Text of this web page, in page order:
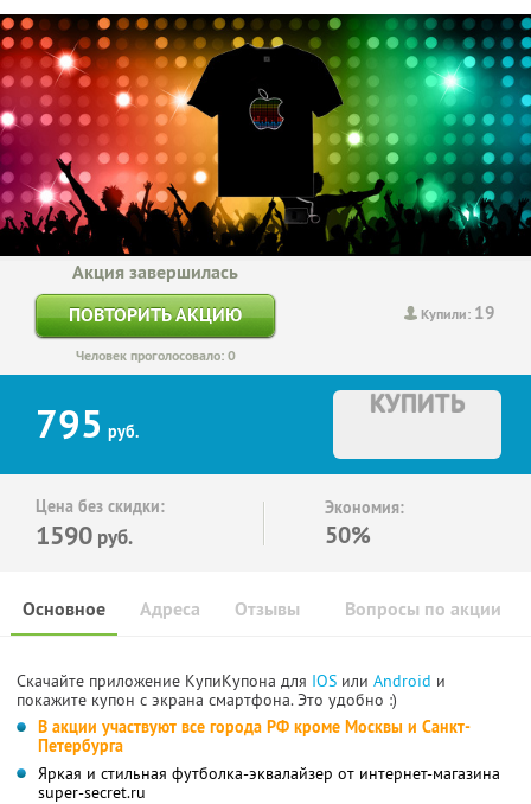
Купили: 19
Акция завершилась
ПОВТОРИТЬ АКЦИЮ
Человек проголосовало: 0
795 руб.
КУПИТЬ
Цена без скидки:
1590 руб.
Экономия:
50%
Основное Отзывы Вопросы по акции
Адреса
Скачайте приложение КупиКупона для IOS или Android и
покажите купон с экрана смартфона. Это удобно :)
В акции участвуют все города РФ кроме Москвы и Санкт-
Петербурга
Яркая и стильная футболка-эквалайзер от интернет-магазина
super-secret.ru